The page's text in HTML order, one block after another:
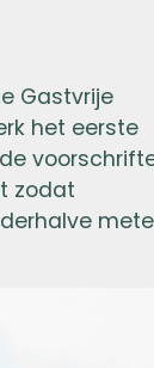
Gastvrije
het eerste
zodat